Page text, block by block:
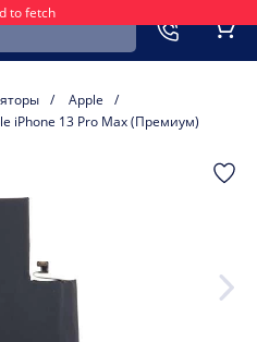
to fetch
устройства
Apple
iPhone 13 Pro Max (Премиум)